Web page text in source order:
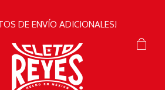
DE ENVÍO ADICIONALES!